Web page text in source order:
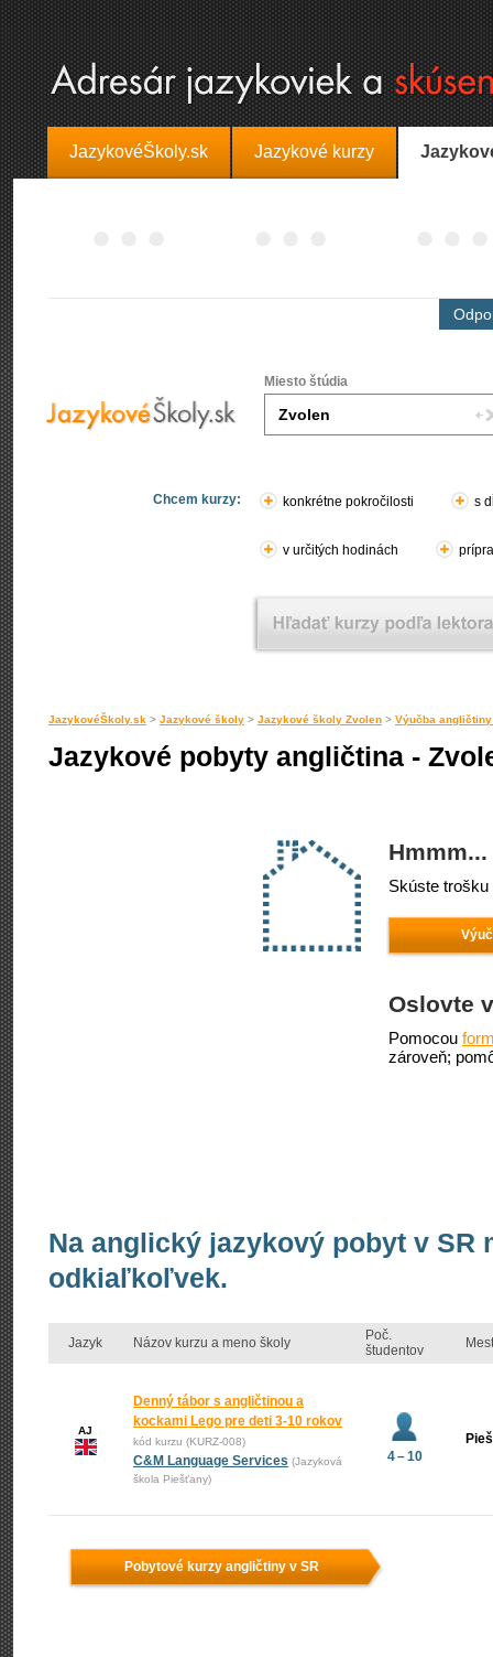
JazykovéŠkoly.sk Jazykové kurzy
Miesto štúdia
Chcem kurzy: konkrétne pokročilosti s
v určitých hodinách
JazykovéŠkoly.sk > Jazykové školy > Jazykové školy Zvolen > Výučba
Jazykové pobyty angličtina -
Skúste
Oslovte
Pomocou
zároveň;
Na anglický jazykový pobyt v
odkiaľkoľvek.
Jazyk Názov kurzu a meno školy
Poč.
študentov
AJ
Denný tábor s angličtinou a
kockami Lego pre deti 3-10 rokov
kód kurzu (KURZ-008)
C&M Language Services (Jazyková
škola Piešťany)
4 – 10
Pobytové kurzy angličtiny v SR